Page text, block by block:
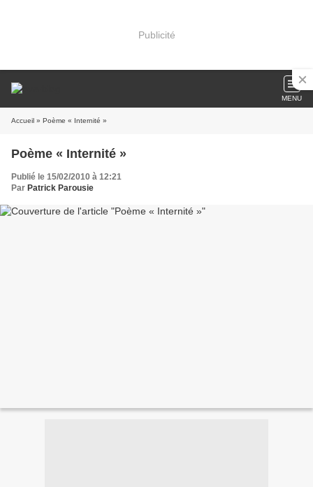
Publicité
MENU
Accueil » Poème « Internité »
Poème « Internité »
Publié le 15/02/2010 à 12:21
Par Patrick Parousie